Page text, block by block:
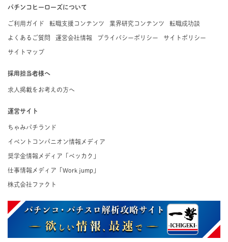
た内容はすぐに直接事業所に届くためスムーズに転職・復職できます。
パチンコヒーローズについて
ご利用ガイド 転職支援コンテンツ 業界研究コンテンツ 転職成功談
よくあるご質問 運営会社情報 プライバシーポリシー サイトポリシー
サイトマップ
採用担当者様へ
求人掲載をお考えの方へ
運営サイト
ちゃみパチランド
イベントコンパニオン情報メディア
奨学金情報メディア「ベッカク」
仕事情報メディア「Work jump」
株式会社ファクト